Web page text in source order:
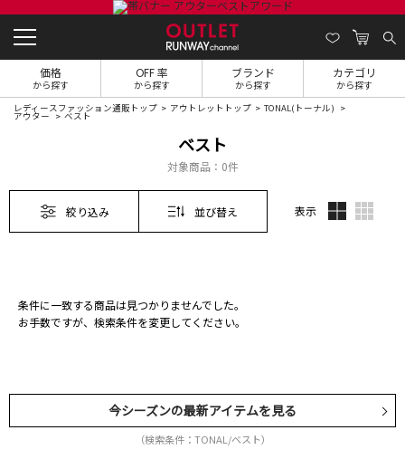
価格
から探す
OFF 率
から探す
ブランド
から探す
カテゴリ
から探す
レディースファッション通販トップ アウトレットトップ TONAL(トーナル)
アウター ベスト
ベスト
対象商品： 0件
絞り込み 並び替え 表示
条件に一致する商品は見つかりませんでした。
お手数ですが、検索条件を変更してください。
今シーズンの最新アイテムを見る
（検索条件：TONAL/ベスト）